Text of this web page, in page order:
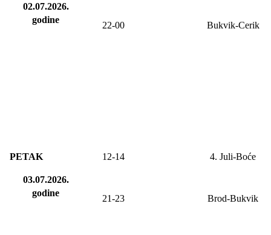
02.07.2026.
godine
22-00 Bukvik-Cerik
PETAK
03.07.2026.
godine
12-14 4. Juli-Boće
21-23 Brod-Bukvik